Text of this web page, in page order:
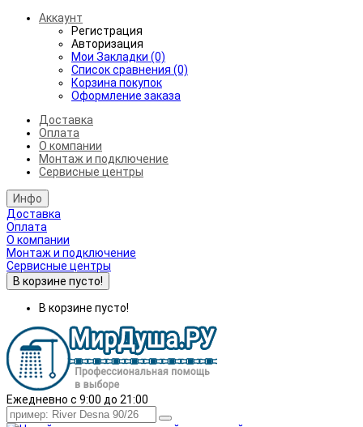
Аккаунт
Регистрация
Авторизация
Мои Закладки (0)
Список сравнения (0)
Корзина покупок
Оформление заказа
Доставка
Оплата
О компании
Монтаж и подключение
Сервисные центры
Инфо
Доставка
Оплата
О компании
Монтаж и подключение
Сервисные центры
В корзине пусто!
В корзине пусто!
Ежедневно с 9:00 до 21:00